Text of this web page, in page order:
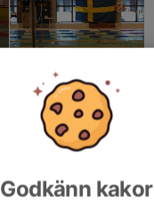
Godkänn kakor